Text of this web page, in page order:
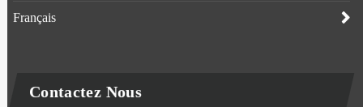
Français
Contactez Nous